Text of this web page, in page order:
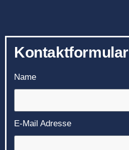
Kontaktformular
Name
E-Mail Adresse